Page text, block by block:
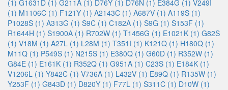
(1) G1631D (1) G211A (1) D76Y (1) D76N (1) E384G (1) V249I
(1) M1106C (1) F121Y (1) A2143C (1) A687V (1) A119S (1)
P1028S (1) A313G (1) S9C (1) C182A (1) S9G (1) S153F (1)
R1644H (1) S1900A (1) R702W (1) T1456G (1) E1021K (1) G82S
(1) V18M (1) A27L (1) L28M (1) T351I (1) K121Q (1) H180Q (1)
M11Q (1) P549S (1) N215S (1) E380Q (1) G60D (1) R352W (1)
G84E (1) E161K (1) R352Q (1) G951A (1) C23S (1) E184K (1)
V1206L (1) Y842C (1) V736A (1) L432V (1) E89Q (1) R135W (1)
Y253F (1) G843D (1) D820Y (1) F77L (1) S311C (1) D10W (1)